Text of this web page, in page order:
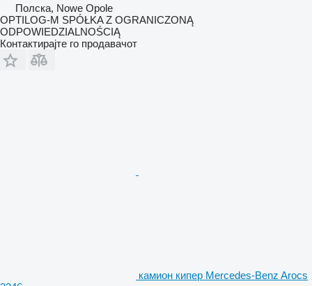
Полска, Nowe Opole
OPTILOG-M SPÓŁKA Z OGRANICZONĄ
ODPOWIEDZIALNOŚCIĄ
Контактирајте го продавачот
камион кипер Mercedes-Benz Arocs